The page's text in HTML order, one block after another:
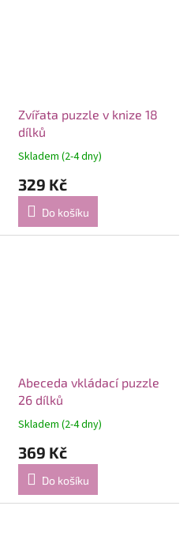
Zvířata puzzle v knize 18
dílků
Skladem (2-4 dny)
329 Kč
Do košíku
Abeceda vkládací puzzle
26 dílků
Skladem (2-4 dny)
369 Kč
Do košíku